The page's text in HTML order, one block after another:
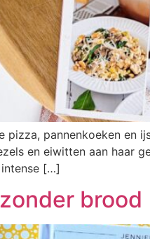
pizza, pannenkoeken en
en eiwitten aan haar
[…]
brood